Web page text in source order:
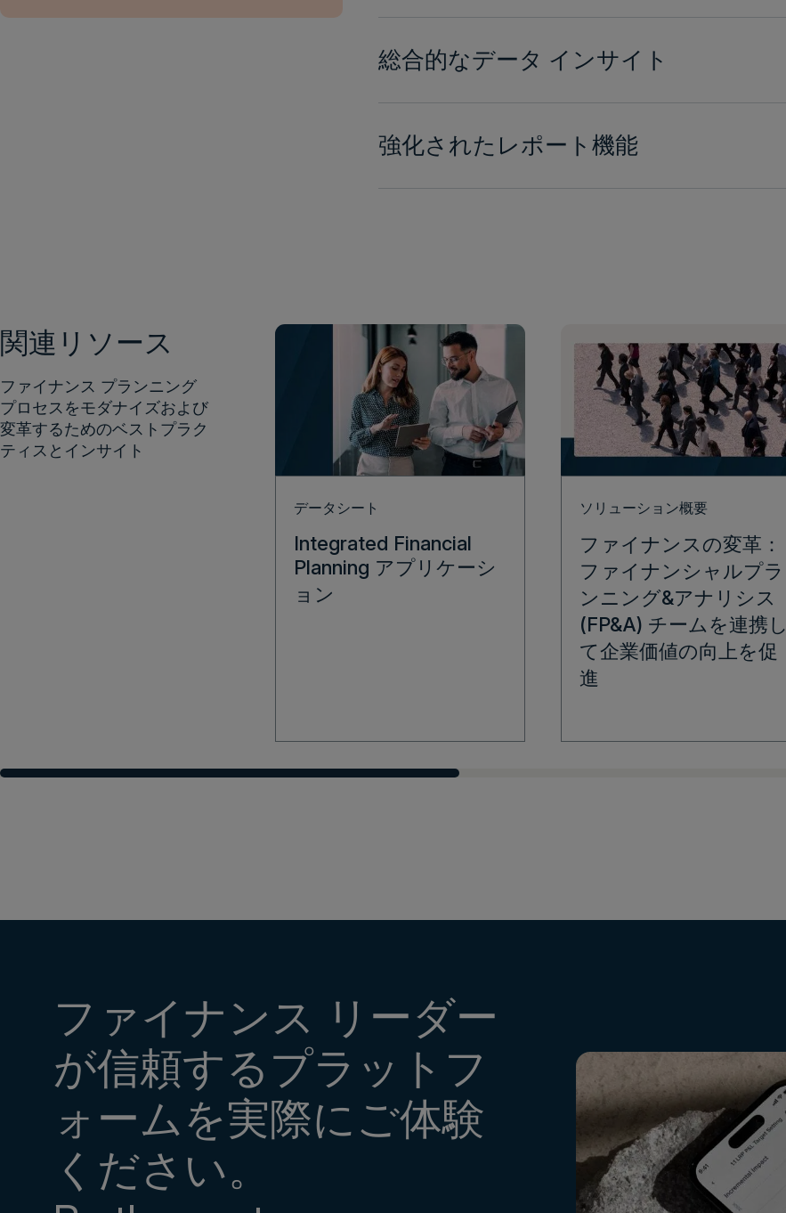
総合的なデータ インサイト
強化されたレポート機能
関連リソース
ファイナンス プランニング
プロセスをモダナイズおよび
変革するためのベストプラク
ティスとインサイト
データシート
Integrated Financial
Planning アプリケーシ
ョン
ソリューション概要
ファイナンスの変革：
ファイナンシャルプラ
ンニング&アナリシス
(FP&A) チームを連携し
て企業価値の向上を促
進
ファイナンス リーダー
が信頼するプラットフ
ォームを実際にご体験
ください。